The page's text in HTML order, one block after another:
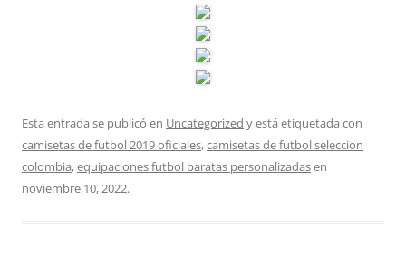
Esta entrada se publicó en Uncategorized y está etiquetada con
camisetas de futbol 2019 oficiales,camisetas de futbol seleccion
colombia,equipaciones futbol baratas personalizadasen
noviembre 10, 2022.